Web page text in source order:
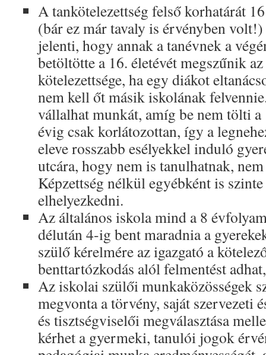
A tankötelezettség felső korhatárát
(bár ez már tavaly is érvényben
jelenti, hogy annak a tanévnek a
betöltötte a 16. életévét megszűnik
kötelezettsége, ha egy diákot
nem kell őt másik iskolának
vállalhat munkát, amíg be nem tölti
évig csak korlátozottan, így a
eleve rosszabb esélyekkel induló
utcára, hogy nem is tanulhatnak,
Képzettség nélkül egyébként is
elhelyezkedni.
Az általános iskola mind a 8
délután 4-ig bent maradnia a
szülő kérelmére az igazgató a
benttartózkodás alól felmentést
Az iskolai szülői munkaközösségek
megvonta a törvény, saját szervezeti
és tisztségviselői megválasztása
kérhet a gyermeki, tanulói jogok